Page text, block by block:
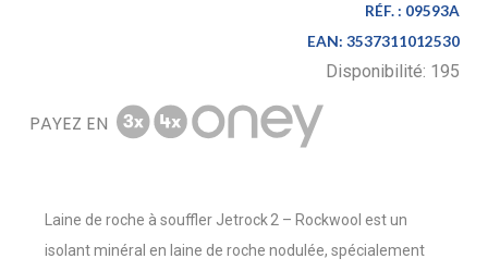
RÉF. : 09593A
EAN: 3537311012530
Disponibilité: 195
PAYEZ EN
Laine de roche à souffler Jetrock 2 – Rockwool est un
isolant minéral en laine de roche nodulée, spécialement